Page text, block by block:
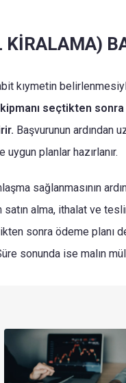
kıymetin
seçtikten
Başvurunun ardından
uygun planlar hazırlanır.
sağlanmasının
satın alma, ithalat ve
sonra ödeme planı
sonunda ise malın